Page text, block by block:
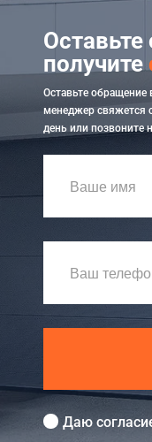
получите
Оставьте
менеджер свяжется
день или позвоните
Даю